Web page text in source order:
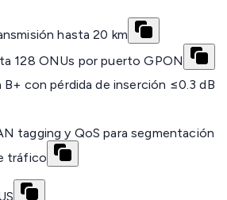
hasta 20 km
128 ONUs por puerto GPON
con pérdida de inserción ≤0.3 dB
tagging y QoS para segmentación
tráfico